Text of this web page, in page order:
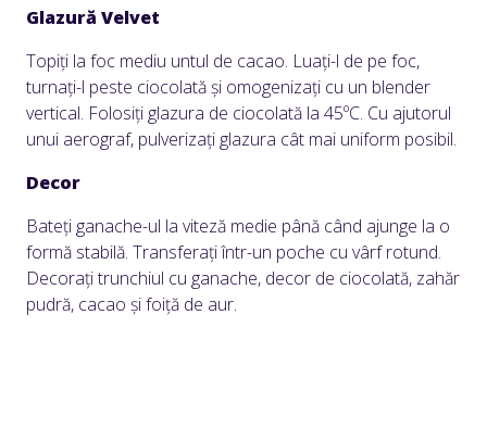
Glazură Velvet
Topiți la foc mediu untul de cacao. Luați-l de pe foc,
turnați-l peste ciocolată și omogenizați cu un blender
vertical. Folosiți glazura de ciocolată la 45ºC. Cu ajutorul
unui aerograf, pulverizați glazura cât mai uniform posibil.
Decor
Bateți ganache-ul la viteză medie până când ajunge la o
formă stabilă. Transferați într-un poche cu vârf rotund.
Decorați trunchiul cu ganache, decor de ciocolată, zahăr
pudră, cacao și foiță de aur.